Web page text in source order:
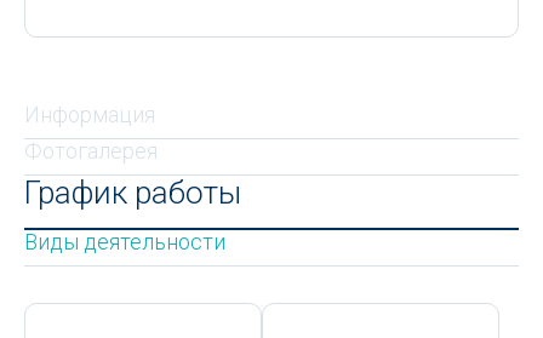
Информация
Фотогалерея
График работы
Виды деятельности